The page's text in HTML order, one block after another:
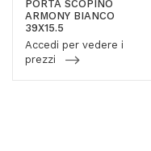
PORTA SCOPINO
ARMONY BIANCO
39X15.5
Accedi per vedere i
prezzi